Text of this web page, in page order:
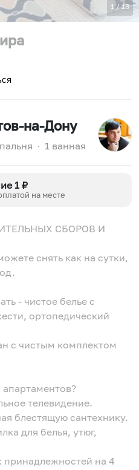
1/13
на-Дону
∙ 1 ванная
1 ₽
на месте
СБОРОВ И
снять как на сутки,
- чистое белье с
ортопедический
с чистым комплектом
телевидение.
блестящую сантехнику.
для белья, утюг,
на 4